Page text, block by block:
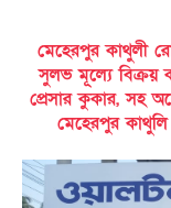
মেহেরপুর কাথুলী
সুলভ মূল্যে বিক্রয়
প্রেসার কুকার, সহ
মেহেরপুর